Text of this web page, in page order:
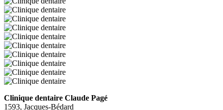
Clinique dentaire Claude Pagé
1593, Jacques-Bédard